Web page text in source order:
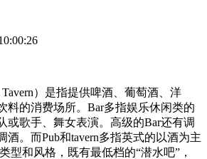
）是指提供啤酒、葡萄酒、洋
料的消费场所。Bar多指娱乐休闲类的
或歌手、舞女表演。高级的Bar还有调
酒。而Pub和tavern多指英式的以酒为主
型和风格，既有最低档的“潜水吧”，